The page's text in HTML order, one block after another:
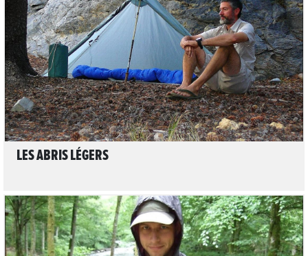
LIRE L'ARTICLE
LES ABRIS LÉGERS